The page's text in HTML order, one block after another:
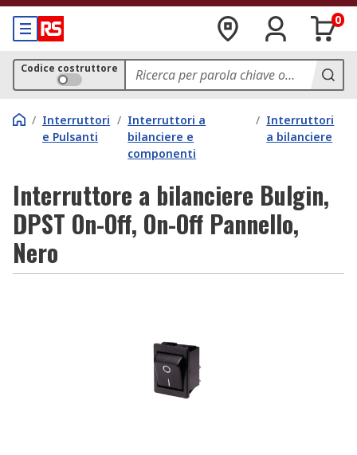
0
Codice costruttore
/ Interruttori
e Pulsanti
/ Interruttori a
bilanciere e
componenti
/ Interruttori
a bilanciere
Interruttore a bilanciere Bulgin,
DPST On-Off, On-Off Pannello,
Nero